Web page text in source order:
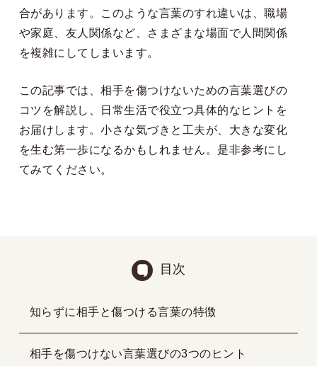
合があります。このような言葉のすれ違いは、職場
や家庭、友人関係など、さまざまな場面で人間関係
を複雑にしてしまいます。
この記事では、相手を傷つけないための言葉選びの
コツを解説し、日常生活で役立つ具体的なヒントを
お届けします。小さな気づきと工夫が、大きな変化
を生む第一歩になるかもしれません。是非参考にし
てみてください。
目次
知らずに相手と傷つける言葉の特徴
相手を傷つけない言葉選びの3つのヒント